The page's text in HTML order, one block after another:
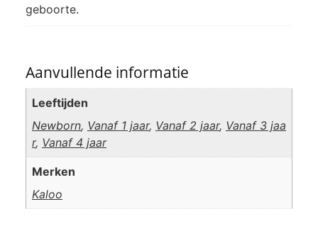
geboorte.
Aanvullende informatie
Leeftijden
Newborn, Vanaf 1 jaar, Vanaf 2 jaar, Vanaf 3 jaa
r, Vanaf 4 jaar
Merken
Kaloo